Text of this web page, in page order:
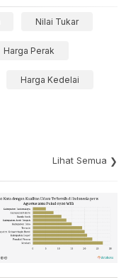
Nilai Tukar
Harga Perak
Harga Kedelai
Lihat Semua